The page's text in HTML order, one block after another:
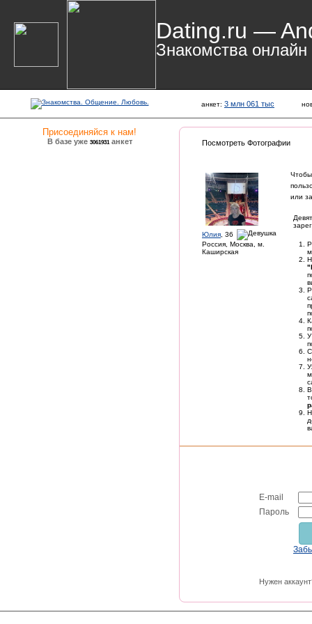
Dating.ru —
Знакомства онлайн
анкет: 3 млн 061 тыс
Присоединяйся к нам!
В базе уже 3061931 анкет Посмотреть Фотографии
Юлия , 36
Россия, Москва, м.
Каширская
или
E-mail
Пароль
Нужен